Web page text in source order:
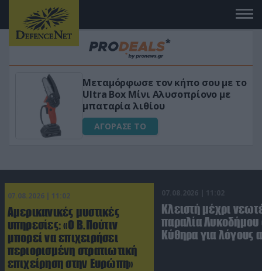
Μεταμόρφωσε τον κήπο σου με το
Ultra Box Μίνι Αλυσοπρίονο με
μπαταρία λιθίου
ΑΓΟΡΑΣΕ ΤΟ
07.08.2026 | 11:02
Αμερικανικές μυστικές
υπηρεσίες: «Ο Β.Πούτιν
μπορεί να επιχειρήσει
περιορισμένη στρατιωτική
επιχείρηση στην Ευρώπη»
07.08.2026 | 11:02
Κλειστή μέχρι
παραλία Λυκοδήμου
Κύθηρα για λόγους